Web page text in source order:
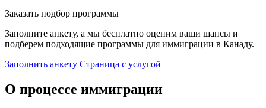
Заказать подбор программы
Заполните анкету, а мы бесплатно оценим ваши шансы и
подберем подходящие программы для иммиграции в Канаду.
Заполнить анкету Страница с услугой
О процессе иммиграции